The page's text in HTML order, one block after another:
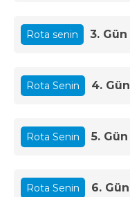
Rota senin 3. Gün
Rota Senin 4. Gün
Rota Senin 5. Gün
Rota Senin 6. Gün